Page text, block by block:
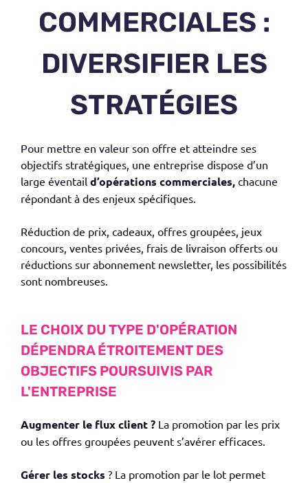
COMMERCIALES :
DIVERSIFIER LES
STRATÉGIES
Pour mettre en valeur son offre et atteindre ses
objectifs stratégiques, une entreprise dispose d’un
large éventail d’opérations commerciales, chacune
répondant à des enjeux spécifiques.
Réduction de prix, cadeaux, offres groupées, jeux
concours, ventes privées, frais de livraison offerts ou
réductions sur abonnement newsletter, les possibilités
sont nombreuses.
LE CHOIX DU TYPE D'OPÉRATION
DÉPENDRA ÉTROITEMENT DES
OBJECTIFS POURSUIVIS PAR
L'ENTREPRISE
Augmenter le flux client ? La promotion par les prix
ou les offres groupées peuvent s’avérer efficaces.
Gérer les stocks ? La promotion par le lot permet